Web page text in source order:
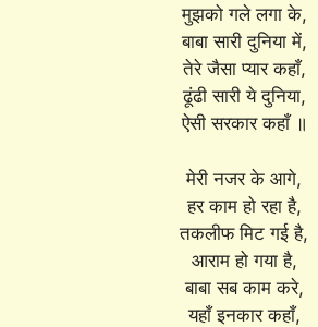
मुझको गले लगा के,
बाबा सारी दुनिया में,
तेरे जैसा प्यार कहाँ,
ढूंढी सारी ये दुनिया,
ऐसी सरकार कहाँ ॥
मेरी नजर के आगे,
हर काम हो रहा है,
तकलीफ मिट गई है,
आराम हो गया है,
बाबा सब काम करे,
यहाँ इनकार कहाँ,